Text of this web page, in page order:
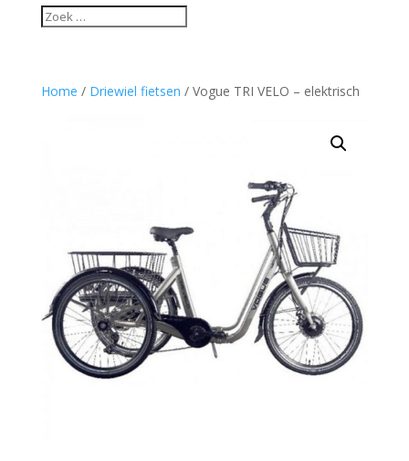
Home / Driewiel fietsen / Vogue TRI VELO – elektrisch